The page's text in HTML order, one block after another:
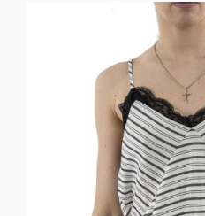
Debardeurs bsb